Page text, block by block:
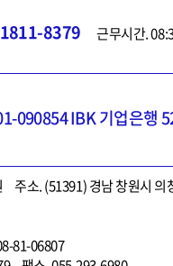
1811-8379
근무시간.
090854IBK 기업은행
주소. (51391) 경남 창원시 의
81-06807